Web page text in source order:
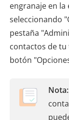
engranaje en
seleccionando
pestaña
contactos de tu
botón
Nota: